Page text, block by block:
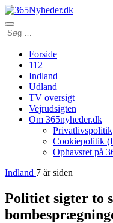
Åbn
menu
Søg
efter:
Forside
112
Indland
Udland
TV oversigt
Vejrudsigten
Om 365nyheder.dk
Privatlivspolitik
Cookiepolitik
Ophavsret på
Indland 7 år siden
Politiet sigter to